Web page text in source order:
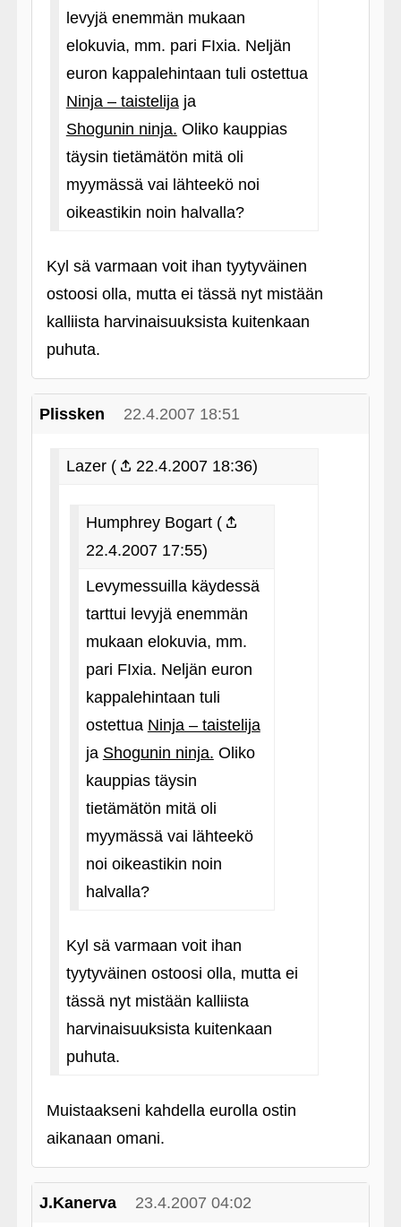
levyjä enemmän mukaan
elokuvia, mm. pari FIxia. Neljän
euron kappalehintaan tuli ostettua
Ninja – taistelijaja
Shogunin ninja. Oliko kauppias
täysin tietämätön mitä oli
myymässä vai lähteekö noi
oikeastikin noin halvalla?
Kyl sä varmaan voit ihan tyytyväinen
ostoosi olla, mutta ei tässä nyt mistään
kalliista harvinaisuuksista kuitenkaan
puhuta.
Plissken 22.4.2007 18:51
Lazer ( 22.4.2007 18:36)
Humphrey Bogart (
22.4.2007 17:55)
Levymessuilla käydessä
tarttui levyjä enemmän
mukaan elokuvia, mm.
pari FIxia. Neljän euron
kappalehintaan tuli
ostettua Ninja – taistelija
ja Shogunin ninja. Oliko
kauppias täysin
tietämätön mitä oli
myymässä vai lähteekö
noi oikeastikin noin
halvalla?
Kyl sä varmaan voit ihan
tyytyväinen ostoosi olla, mutta ei
tässä nyt mistään kalliista
harvinaisuuksista kuitenkaan
puhuta.
Muistaakseni kahdella eurolla ostin
aikanaan omani.
J.Kanerva 23.4.2007 04:02